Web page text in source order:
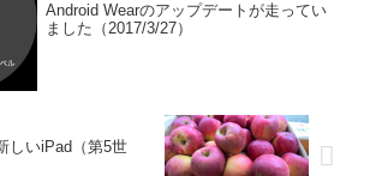
Android Wearのアップデートが走ってい
ました（2017/3/27）
しいiPad（第5世